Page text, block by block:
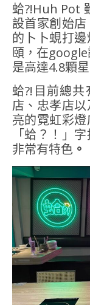
蛤?!Huh Pot 雖然在2019才在台北市民大道開
設首家創始
的卜卜蜆打
頤，在
是高達4.8顆
蛤?!目前總
店、忠孝店
亮的霓虹彩
「蛤？！」
非常有特色 。